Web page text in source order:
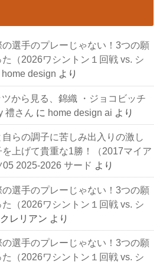
の選手のプレーじゃない！3つの願
（2026ワシントン１回戦 vs. シ
home design より
から見る、錦織 ・ジョコビッチ
禮さん に home design ai より
らの調子に苦しみ出入りの激し
上げて貴重な1勝！（2017マイア
05 2025-2026 サード より
の選手のプレーじゃない！3つの願
（2026ワシントン１回戦 vs. シ
レリアン より
の選手のプレーじゃない！3つの願
（2026ワシントン１回戦 vs. シ